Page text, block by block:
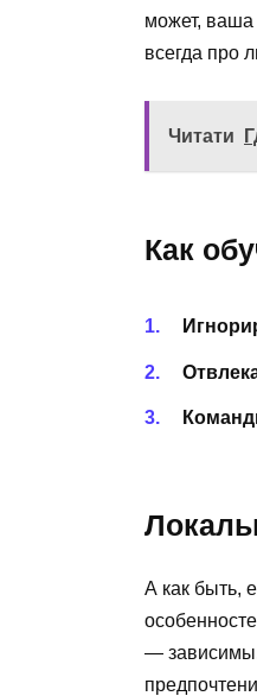
может, ваша
всегда про
Читати
Как
А как быть,
— зависимы.